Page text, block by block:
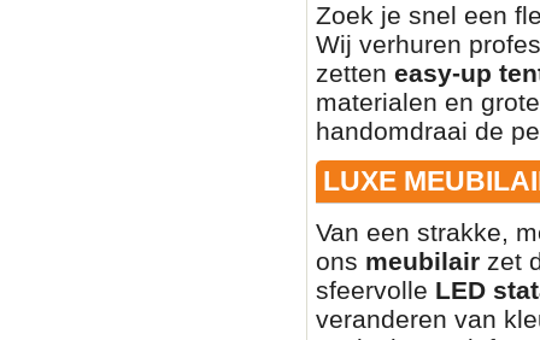
Zoek je snel een
Wij verhuren
zetten easy-up
materialen en
handomdraai de
LUXE
Van een strakke,
ons meubilair zet
sfeervolle LED
veranderen van